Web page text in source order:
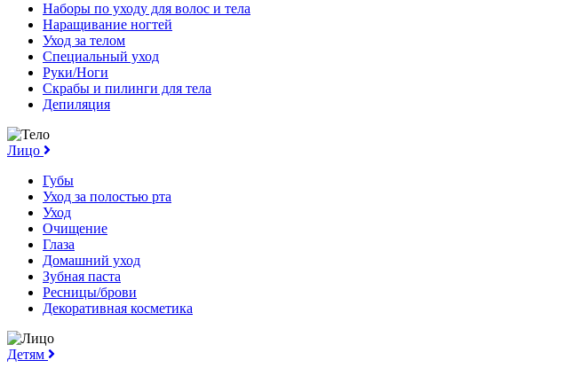
Наборы по уходу для волос и тела
Наращивание ногтей
Уход за телом
Специальный уход
Руки/Ноги
Скрабы и пилинги для тела
Депиляция
Лицо
Губы
Уход за полостью рта
Уход
Очищение
Глаза
Домашний уход
Зубная паста
Ресницы/брови
Декоративная косметика
Детям